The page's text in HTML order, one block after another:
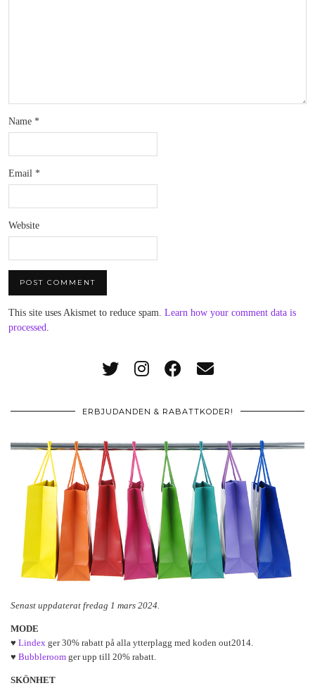
Name *
Email *
Website
This site uses Akismet to reduce spam. Learn how your comment data is
processed.
ERBJUDANDEN & RABATTKODER!
Senast uppdaterat fredag 1 mars 2024.
MODE
♥ Lindex ger 30% rabatt på alla ytterplagg med koden out2014.
♥ Bubbleroom ger upp till 20% rabatt.
SKÖNHET